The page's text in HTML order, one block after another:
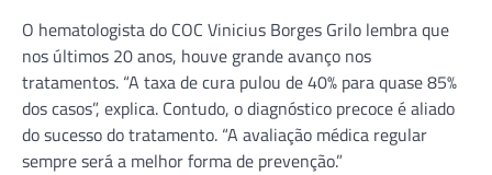
O hematologista do COC Vinicius Borges Grilo lembra que
nos últimos 20 anos, houve grande avanço nos
tratamentos. “A taxa de cura pulou de 40% para quase 85%
dos casos”, explica. Contudo, o diagnóstico precoce é aliado
do sucesso do tratamento. “A avaliação médica regular
sempre será a melhor forma de prevenção.”